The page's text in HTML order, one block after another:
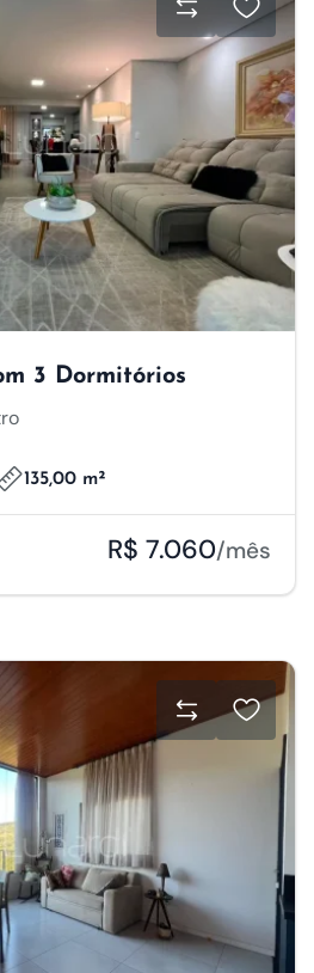
3 Dormitórios
135,00 m²
R$ 7.060/mês